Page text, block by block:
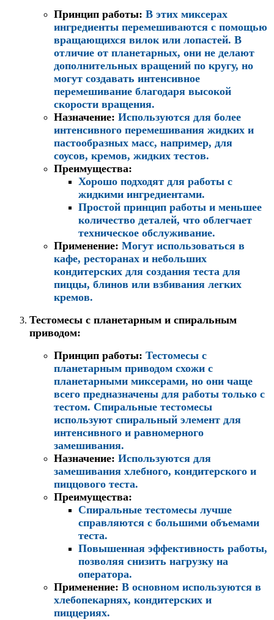
Принцип работы: В этих миксерах
ингредиенты перемешиваются с помощью
вращающихся вилок или лопастей. В
отличие от планетарных, они не делают
дополнительных вращений по кругу, но
могут создавать интенсивное
перемешивание благодаря высокой
скорости вращения.
Назначение: Используются для более
интенсивного перемешивания жидких и
пастообразных масс, например, для
соусов, кремов, жидких тестов.
Преимущества:
Хорошо подходят для работы с
жидкими ингредиентами.
Простой принцип работы и меньшее
количество деталей, что облегчает
техническое обслуживание.
Применение: Могут использоваться в
кафе, ресторанах и небольших
кондитерских для создания теста для
пиццы, блинов или взбивания легких
кремов.
Тестомесы с планетарным и спиральным
приводом:
Принцип работы: Тестомесы с
планетарным приводом схожи с
планетарными миксерами, но они чаще
всего предназначены для работы только с
тестом. Спиральные тестомесы
используют спиральный элемент для
интенсивного и равномерного
замешивания.
Назначение: Используются для
замешивания хлебного, кондитерского и
пиццового теста.
Преимущества:
Спиральные тестомесы лучше
справляются с большими объемами
теста.
Повышенная эффективность работы,
позволяя снизить нагрузку на
оператора.
Применение: В основном используются в
хлебопекарнях, кондитерских и
пиццериях.